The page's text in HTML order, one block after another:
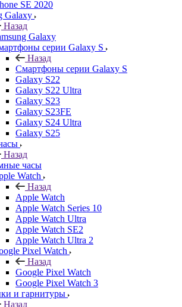
SE 2020
Galaxy
Назад
Galaxy
серии Galaxy S
Назад
Смартфоны серии Galaxy S
Galaxy S22
Galaxy S22 Ultra
Galaxy S23
Galaxy S23FE
Galaxy S24 Ultra
Galaxy S25
Назад
часы
Watch
Назад
Apple Watch
Apple Watch Series 10
Apple Watch Ultra
Apple Watch SE2
Apple Watch Ultra 2
Pixel Watch
Назад
Google Pixel Watch
Google Pixel Watch 3
и гарнитуры
Назад